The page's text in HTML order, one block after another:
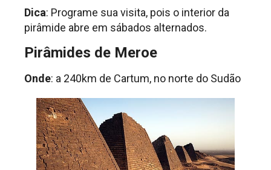
Dica: Programe sua visita, pois o interior da
pirâmide abre em sábados alternados.
Pirâmides de Meroe
Onde: a 240km de Cartum, no norte do Sudão